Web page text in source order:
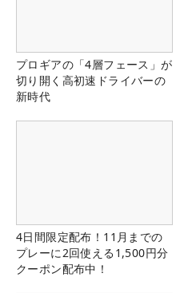
プロギアの「4層フェース」が
切り開く高初速ドライバーの
新時代
4日間限定配布！11月までの
プレーに2回使える1,500円分
クーポン配布中！